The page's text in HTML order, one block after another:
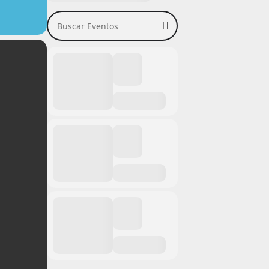
Buscar Eventos